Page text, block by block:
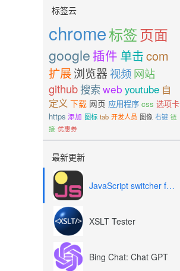
标签云
chrome标签页面
google 插件 单击com
扩展浏览器 视频网站
github搜索web youtube 自
定义 下载 网页 应用程序 css 选项卡
https 添加 图标 tab 开发人员 图像 右键 链
接 优惠券
最新更新
JavaScript switcher for SEO and development
XSLT Tester
Bing Chat: Chat GPT